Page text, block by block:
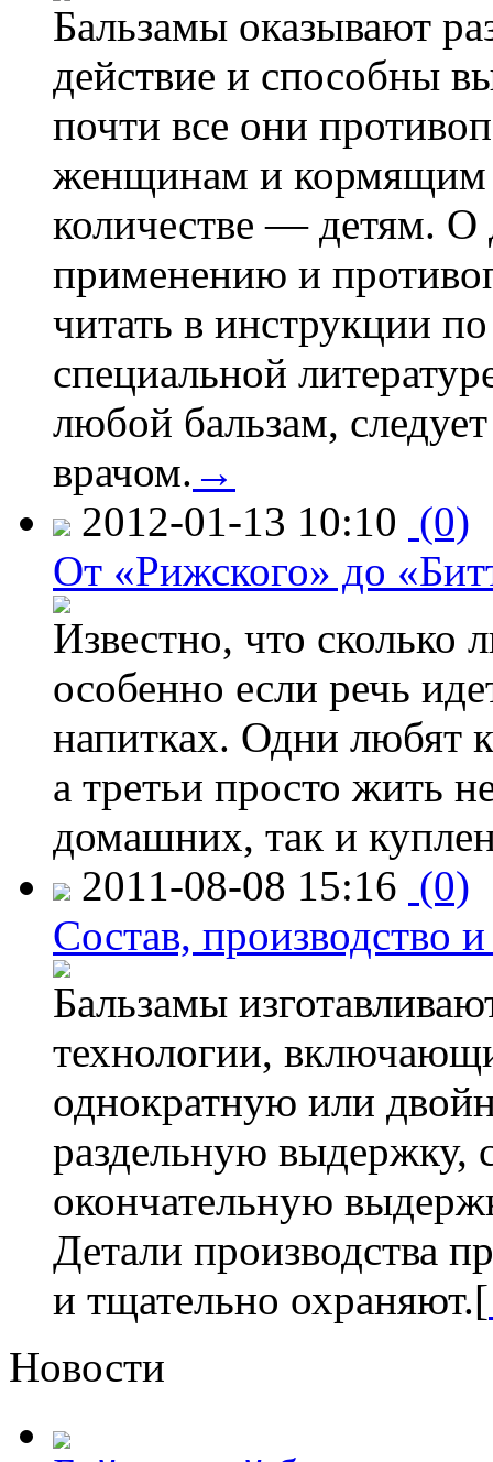
Бальзамы оказывают
действие и способны
почти все они
женщинам и кормящим
количестве — детям. О
применению и
читать в инструкции
специальной
любой бальзам,
врачом. →
2012-01-13 10:10 (0)
От «Рижского» до
Известно, что сколько
особенно если речь
напитках. Одни любят
а третьи просто жить
домашних, так и
2011-08-08 15:16 (0)
Состав, производство
Бальзамы
технологии,
однократную или
раздельную
окончательную
Детали производства
и тщательно охраняют.[
Новости